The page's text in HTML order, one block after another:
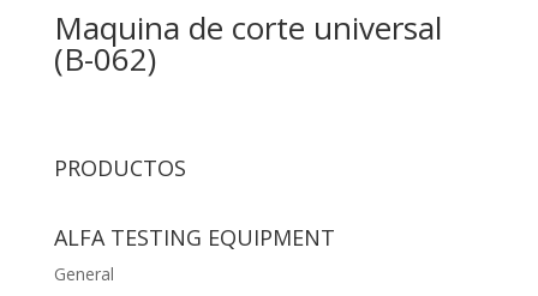
Maquina de corte universal
(B-062)
PRODUCTOS
ALFA TESTING EQUIPMENT
General